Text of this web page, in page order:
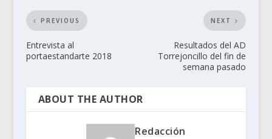
PREVIOUS
Entrevista al
portaestandarte 2018
NEXT
Resultados del AD
Torrejoncillo del fin de
semana pasado
ABOUT THE AUTHOR
Redacción